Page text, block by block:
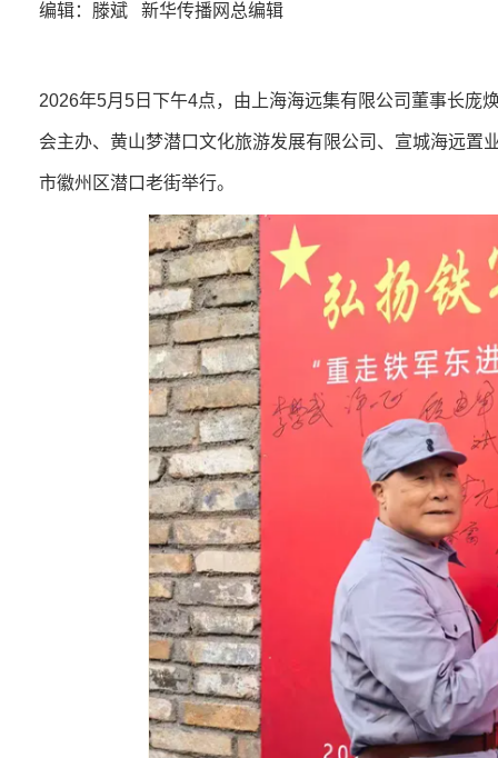
编辑：滕斌 新华传播网总编辑
2026年5月5日下午4点，由上海海远集有限公司董事长庞
会主办、黄山梦潜口文化旅游发展有限公司、宣城海远置
市徽州区潜口老街举行。